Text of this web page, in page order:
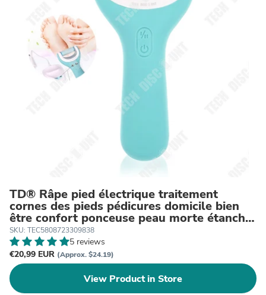
TD® Râpe pied électrique traitement
cornes des pieds pédicures domicile bien
être confort ponceuse peau morte étanche
haute vitesse
SKU: TEC5808723309838
5 reviews
€20,99 EUR (Approx. $24.19)
View Product in Store